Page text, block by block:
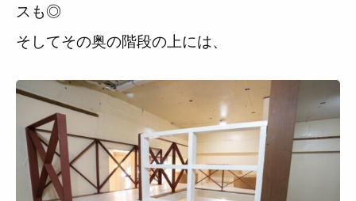
スも◎
そしてその奥の階段の上には、